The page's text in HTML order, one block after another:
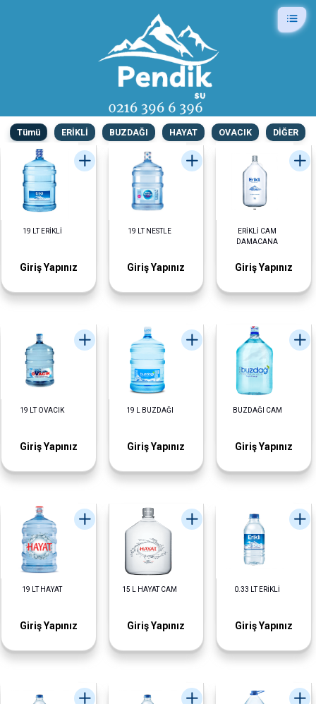
Tümü ERİKLİ BUZDAĞI HAYAT OVACIK DİĞER
19 LT ERİKLİ
Giriş Yapınız
19 LT NESTLE
Giriş Yapınız
ERİKLİ CAM
DAMACANA
Giriş Yapınız
19 LT OVACIK
Giriş Yapınız
19 L BUZDAĞI
Giriş Yapınız
BUZDAĞI CAM
Giriş Yapınız
19 LT HAYAT
Giriş Yapınız
15 L HAYAT CAM
Giriş Yapınız
0.33 LT ERİKLİ
Giriş Yapınız